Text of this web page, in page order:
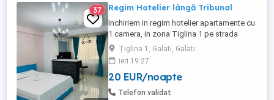
37 Regim Hotelier lângă Tribunal
Inchiriem in regim hotelier apartamente cu
1 camera, in zona Tiglina 1 pe strada
Brailei. Dotările apartamentelor sunt: = Pat
matrimonial tapițat = Tv led SMART
YOUTUBE NETFLIX = Wifi viteză = frigider
= cuptor cu microunde = plita electrica =
CENTRALA TERMICĂ PROPRIE, = Mașină
Țiglina 1, Galati, Galati
ieri 19:27
20 EUR/noapte
Telefon validat